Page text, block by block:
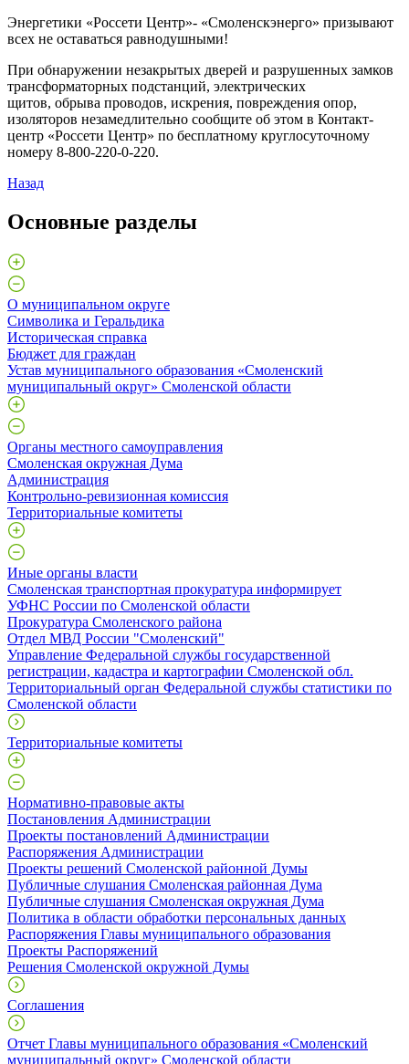
Энергетики «Россети Центр»- «Смоленскэнерго» призывают
всех не оставаться равнодушными!
При обнаружении незакрытых дверей и разрушенных замков
трансформаторных подстанций, электрических
щитов, обрыва проводов, искрения, повреждения опор,
изоляторов незамедлительно сообщите об этом в Контакт-
центр «Россети Центр» по бесплатному круглосуточному
номеру 8-800-220-0-220.
Назад
Основные разделы
О муниципальном округе
Символика и Геральдика
Историческая справка
Бюджет для граждан
Устав муниципального образования «Смоленский
муниципальный округ» Смоленской области
Органы местного самоуправления
Смоленская окружная Дума
Администрация
Контрольно-ревизионная комиссия
Территориальные комитеты
Иные органы власти
Смоленская транспортная прокуратура информирует
УФНС России по Смоленской области
Прокуратура Смоленского района
Отдел МВД России "Смоленский"
Управление Федеральной службы государственной
регистрации, кадастра и картографии Смоленской обл.
Территориальный орган Федеральной службы статистики по
Смоленской области
Территориальные комитеты
Нормативно-правовые акты
Постановления Администрации
Проекты постановлений Администрации
Распоряжения Администрации
Проекты решений Смоленской районной Думы
Публичные слушания Смоленская районная Дума
Публичные слушания Смоленская окружная Дума
Политика в области обработки персональных данных
Распоряжения Главы муниципального образования
Проекты Распоряжений
Решения Смоленской окружной Думы
Соглашения
Отчет Главы муниципального образования «Смоленский
муниципальный округ» Смоленской области